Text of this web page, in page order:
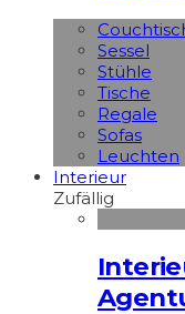
Sessel
Stühle
Tische
Regale
Sofas
Leuchten
Interieur
Zufällig